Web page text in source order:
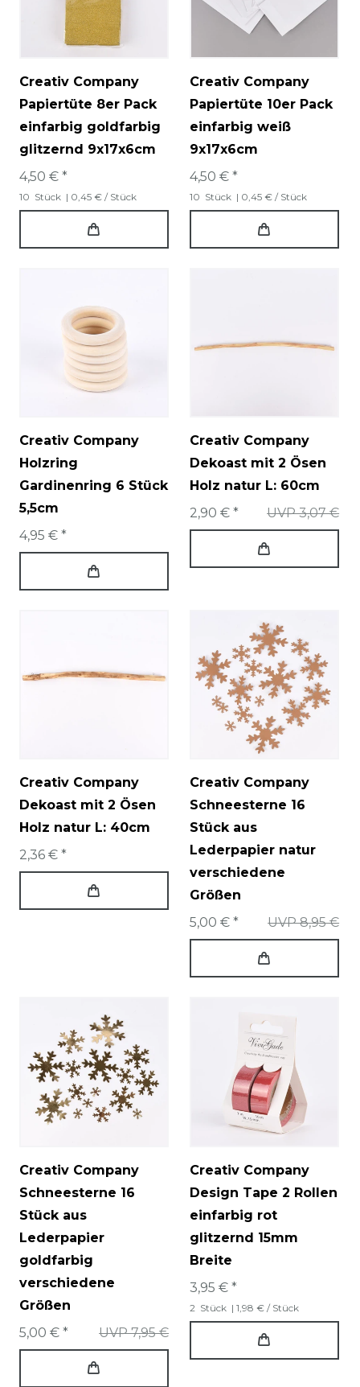
Creativ Company
Papiertüte 8er Pack
einfarbig goldfarbig
glitzernd 9x17x6cm
4,50 € *
10 Stück | 0,45 € / Stück
Creativ Company
Papiertüte 10er Pack
einfarbig weiß
9x17x6cm
4,50 € *
10 Stück | 0,45 € / Stück
Creativ Company
Holzring
Gardinenring 6 Stück
5,5cm
4,95 € *
Creativ Company
Dekoast mit 2 Ösen
Holz natur L: 60cm
UVP 3,07 €
2,90 € *
Creativ Company
Dekoast mit 2 Ösen
Holz natur L: 40cm
2,36 € *
Creativ Company
Schneesterne 16
Stück aus
Lederpapier natur
verschiedene
Größen
UVP 8,95 €
5,00 € *
Creativ Company
Schneesterne 16
Stück aus
Lederpapier
goldfarbig
verschiedene
Größen
UVP 7,95 €
5,00 € *
Creativ Company
Design Tape 2 Rollen
einfarbig rot
glitzernd 15mm
Breite
3,95 € *
2 Stück | 1,98 € / Stück